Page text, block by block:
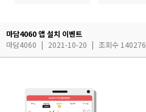
마담4060 앱 설치 이벤트
마담4060 | 2021-10-20 | 조회수 140276